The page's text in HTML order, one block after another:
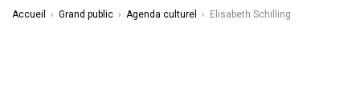
Accueil › Grand public › Agenda culturel › Elisabeth Schilling